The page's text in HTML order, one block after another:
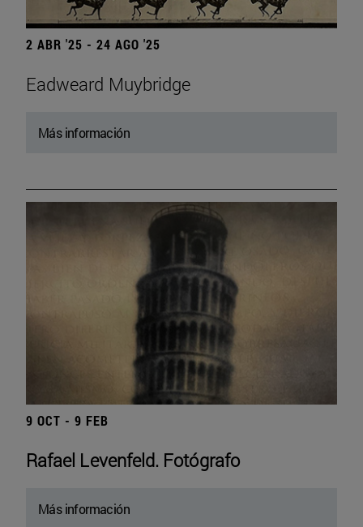
2 ABR '25 - 24 AGO '25
Eadweard Muybridge
Más información
9 OCT - 9 FEB
Rafael Levenfeld. Fotógrafo
Más información